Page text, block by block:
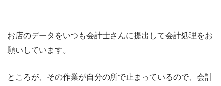
お店のデータをいつも会計士さんに提出して会計処理をお
願いしています。
ところが、その作業が自分の所で止まっているので、会計